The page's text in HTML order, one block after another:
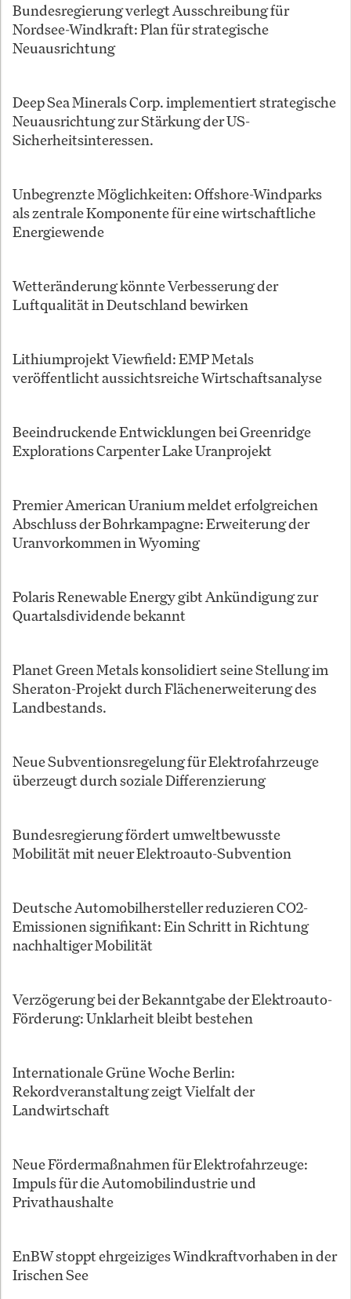
Bundesregierung verlegt Ausschreibung für
Nordsee-Windkraft: Plan für strategische
Neuausrichtung
Deep Sea Minerals Corp. implementiert strategische
Neuausrichtung zur Stärkung der US-
Sicherheitsinteressen.
Unbegrenzte Möglichkeiten: Offshore-Windparks
als zentrale Komponente für eine wirtschaftliche
Energiewende
Wetteränderung könnte Verbesserung der
Luftqualität in Deutschland bewirken
Lithiumprojekt Viewfield: EMP Metals
veröffentlicht aussichtsreiche Wirtschaftsanalyse
Beeindruckende Entwicklungen bei Greenridge
Explorations Carpenter Lake Uranprojekt
Premier American Uranium meldet erfolgreichen
Abschluss der Bohrkampagne: Erweiterung der
Uranvorkommen in Wyoming
Polaris Renewable Energy gibt Ankündigung zur
Quartalsdividende bekannt
Planet Green Metals konsolidiert seine Stellung im
Sheraton-Projekt durch Flächenerweiterung des
Landbestands.
Neue Subventionsregelung für Elektrofahrzeuge
überzeugt durch soziale Differenzierung
Bundesregierung fördert umweltbewusste
Mobilität mit neuer Elektroauto-Subvention
Deutsche Automobilhersteller reduzieren CO2-
Emissionen signifikant: Ein Schritt in Richtung
nachhaltiger Mobilität
Verzögerung bei der Bekanntgabe der Elektroauto-
Förderung: Unklarheit bleibt bestehen
Internationale Grüne Woche Berlin:
Rekordveranstaltung zeigt Vielfalt der
Landwirtschaft
Neue Fördermaßnahmen für Elektrofahrzeuge:
Impuls für die Automobilindustrie und
Privathaushalte
EnBW stoppt ehrgeiziges Windkraftvorhaben in der
Irischen See